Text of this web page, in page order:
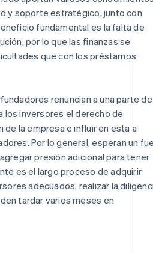
y soporte estratégico, junto con
fundamental es la falta de
por lo que las finanzas se
que con los préstamos
renuncian a una parte
los inversores el derecho de
de la empresa e influir en esta a
Por lo general, esperan un
presión adicional para tener
es el largo proceso de adquirir
adecuados, realizar la
tardar varios meses en